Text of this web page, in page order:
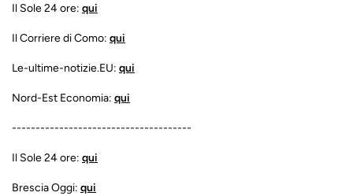
Il Sole 24 ore: qui
Il Corriere di Como: qui
Le-ultime-notizie.EU: qui
Nord-Est Economia: qui
--------------------------------------
Il Sole 24 ore: qui
Brescia Oggi: qui